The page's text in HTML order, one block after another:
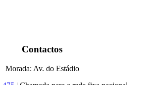
Contactos
Morada: Av. do Estádio